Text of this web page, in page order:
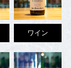
ワイン